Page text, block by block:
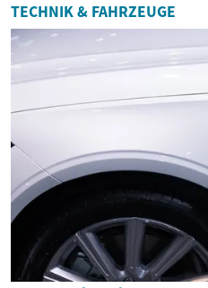
TECHNIK & FAHRZEUGE